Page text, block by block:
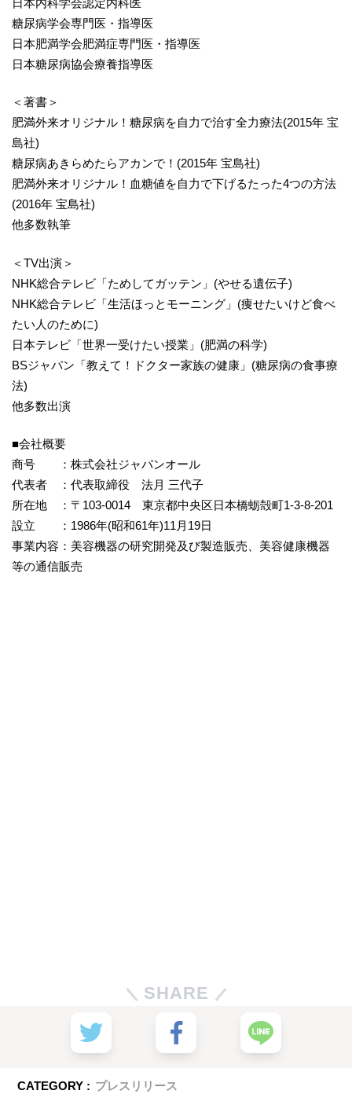
糖尿病学会専門医・指導医
日本肥満学会肥満症専門医・指導医
日本糖尿病協会療養指導医
＜著書＞
肥満外来オリジナル！糖尿病を自力で治す全力療法(2015年 宝
島社)
糖尿病あきらめたらアカンで！(2015年 宝島社)
肥満外来オリジナル！血糖値を自力で下げるたった4つの方法
(2016年 宝島社)
他多数執筆
＜TV出演＞
NHK総合テレビ「ためしてガッテン」(やせる遺伝子)
NHK総合テレビ「生活ほっとモーニング」(痩せたいけど食べ
たい人のために)
日本テレビ「世界一受けたい授業」(肥満の科学)
BSジャパン「教えて！ドクター家族の健康」(糖尿病の食事療
法)
他多数出演
■会社概要
商号 ：株式会社ジャパンオール
代表者 ：代表取締役 法月 三代子
所在地 ：〒103-0014 東京都中央区日本橋蛎殻町1-3-8-201
設立 ：1986年(昭和61年)11月19日
事業内容：美容機器の研究開発及び製造販売、美容健康機器
等の通信販売
SHARE
CATEGORY : プレスリリース